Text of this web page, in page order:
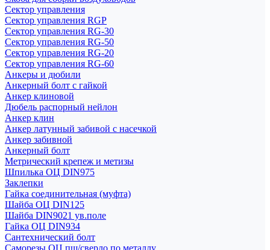
Сектор управления
Сектор управления RGP
Сектор управления RG-30
Сектор управления RG-50
Сектор управления RG-20
Сектор управления RG-60
Анкеры и дюбили
Анкерный болт с гайкой
Анкер клиновой
Дюбель распорный нейлон
Анкер клин
Анкер латунный забивой с насечкой
Анкер забивной
Анкерный болт
Метрический крепеж и метизы
Шпилька ОЦ DIN975
Заклепки
Гайка соединительная (муфта)
Шайба ОЦ DIN125
Шайба DIN9021 ув.поле
Гайка ОЦ DIN934
Сантехнический болт
Саморезы ОЦ пш/сверло по металлу